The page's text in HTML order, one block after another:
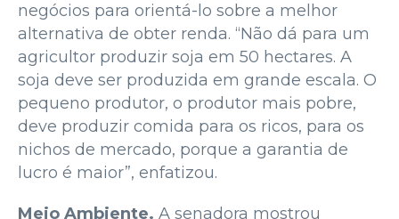
negócios para orientá-lo sobre a melhor
alternativa de obter renda. “Não dá para um
agricultor produzir soja em 50 hectares. A
soja deve ser produzida em grande escala. O
pequeno produtor, o produtor mais pobre,
deve produzir comida para os ricos, para os
nichos de mercado, porque a garantia de
lucro é maior”, enfatizou.
Meio Ambiente. A senadora mostrou